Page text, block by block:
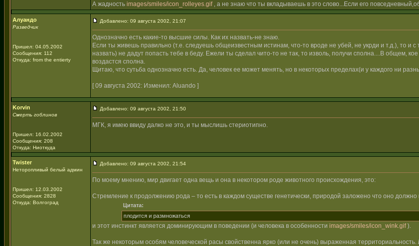
А жадность images/smiles/icon_rolleyes.gif, а не знаю что ты вкладываешь в это слово...Если его
Алуандо
Разведчик
Пришел: 04.05.2002
Сообщения: 112
Откуда: from the entierty
Добавлено: 09 августа 2002, 21:07
Однозначно есть какие-то высшие силы. Как их назвать-не знаю.
Если ты живешь правильно (т.е. следуешь общеизвестным истинам, что-то вроде не убей, не укрди и т.д.), то и
назвать) не дадут попасть тебе в беду. Ежели ты сделал чито-то не так, то изволь, получи сполна....В общем,
воздастся сполна.
Щитаю, что сутьба однозначно есть. Да, человек ее может менять, но в некоторых пределах(и у каждого ни
[ 09 августа 2002: Изменил: Aluando ]
Korvin
Смерть гоблинов
Пришел: 16.02.2002
Сообщения: 208
Откуда: Ниоткуда
Добавлено: 09 августа 2002, 21:50
МГК, я имею ввиду далко не это, и ты мыслишь стериотипно.
Twister
Неторопливый белый админ
Пришел: 12.03.2002
Сообщения: 2828
Откуда: Волгоград
Добавлено: 09 августа 2002, 21:54
По моему мнению, мир двигает одна вещь и она в некотором роде животного происхождения, это:
Стремление к продолжению рода – то есть в каждом существе генетически, природой заложено что оно должно
Цитата:
плодится и размножаться
и этот инстинкт является доминирующим в поведении (и человека в особенности images/smiles/icon_wink.gif).
Так же некоторым особям человеческой расы свойственна ярко (или не очень) выраженная территориальность.